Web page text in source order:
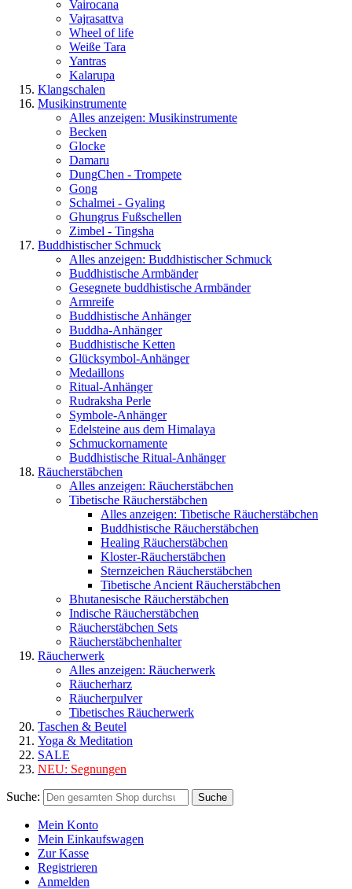
Vairocana
Vajrasattva
Wheel of life
Weiße Tara
Yantras
Kalarupa
Klangschalen
Musikinstrumente
Alles anzeigen: Musikinstrumente
Becken
Glocke
Damaru
DungChen - Trompete
Gong
Schalmei - Gyaling
Ghungrus Fußschellen
Zimbel - Tingsha
Buddhistischer Schmuck
Alles anzeigen: Buddhistischer Schmuck
Buddhistische Armbänder
Gesegnete buddhistische Armbänder
Armreife
Buddhistische Anhänger
Buddha-Anhänger
Buddhistische Ketten
Glücksymbol-Anhänger
Medaillons
Ritual-Anhänger
Rudraksha Perle
Symbole-Anhänger
Edelsteine aus dem Himalaya
Schmuckornamente
Buddhistische Ritual-Anhänger
Räucherstäbchen
Alles anzeigen: Räucherstäbchen
Tibetische Räucherstäbchen
Alles anzeigen: Tibetische Räucherstäbchen
Buddhistische Räucherstäbchen
Healing Räucherstäbchen
Kloster-Räucherstäbchen
Sternzeichen Räucherstäbchen
Tibetische Ancient Räucherstäbchen
Bhutanesische Räucherstäbchen
Indische Räucherstäbchen
Räucherstäbchen Sets
Räucherstäbchenhalter
Räucherwerk
Alles anzeigen: Räucherwerk
Räucherharz
Räucherpulver
Tibetisches Räucherwerk
Taschen & Beutel
Yoga & Meditation
SALE
NEU: Segnungen
Suche: Suche
Mein Konto
Mein Einkaufswagen
Zur Kasse
Registrieren
Anmelden